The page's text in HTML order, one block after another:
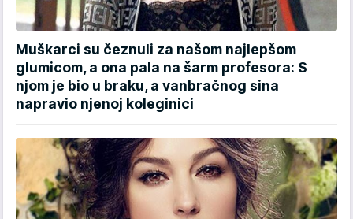
Muškarci su čeznuli za našom najlepšom
glumicom, a ona pala na šarm profesora: S
njom je bio u braku, a vanbračnog sina
napravio njenoj koleginici